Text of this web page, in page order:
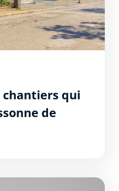
chantiers qui
de
maire de